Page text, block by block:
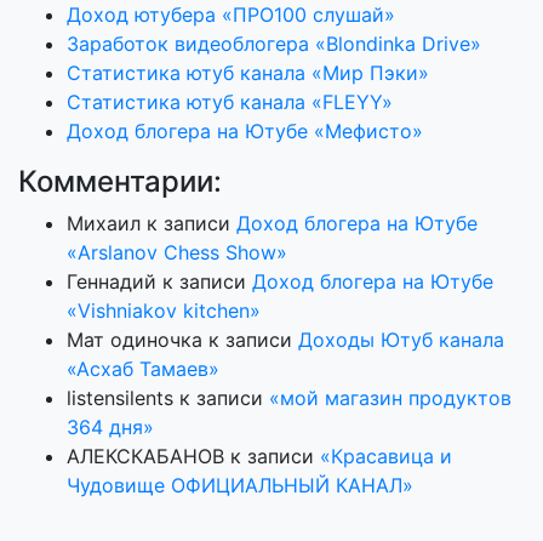
Доход ютубера «ПРО100 слушай»
Заработок видеоблогера «Blondinka Drive»
Статистика ютуб канала «Мир Пэки»
Статистика ютуб канала «FLEYY»
Доход блогера на Ютубе «Мефисто»
Комментарии:
Михаил к записи Доход блогера на Ютубе
«Arslanov Chess Show»
Геннадий к записи Доход блогера на Ютубе
«Vishniakov kitchen»
Мат одиночка к записи Доходы Ютуб канала
«Асхаб Тамаев»
listensilents к записи «мой магазин продуктов
364 дня»
АЛЕКСКАБАНОВ к записи «Красавица и
Чудовище ОФИЦИАЛЬНЫЙ КАНАЛ»